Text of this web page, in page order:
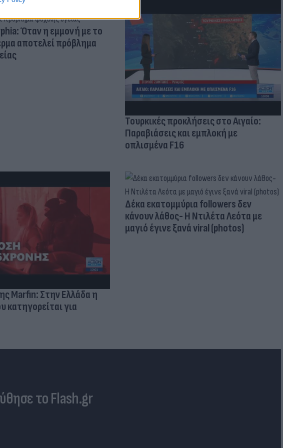
Όταν η εμμονή με το
αποτελεί πρόβλημα
Τουρκικές προκλήσεις στο Αιγαίο:
Παραβιάσεις και εμπλοκή με
οπλισμένα F16
Marfin: Στην Ελλάδα η
κατηγορείται για
Δέκα εκατομμύρια followers δεν
κάνουν λάθος- Η Ντιλέτα Λεότα με
μαγιό έγινε ξανά viral (photos)
το Flash.gr